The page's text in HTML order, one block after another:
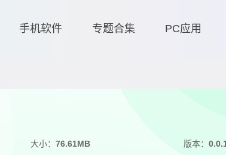
手机软件 专题合集 PC应用
大小：76.61MB 版本：